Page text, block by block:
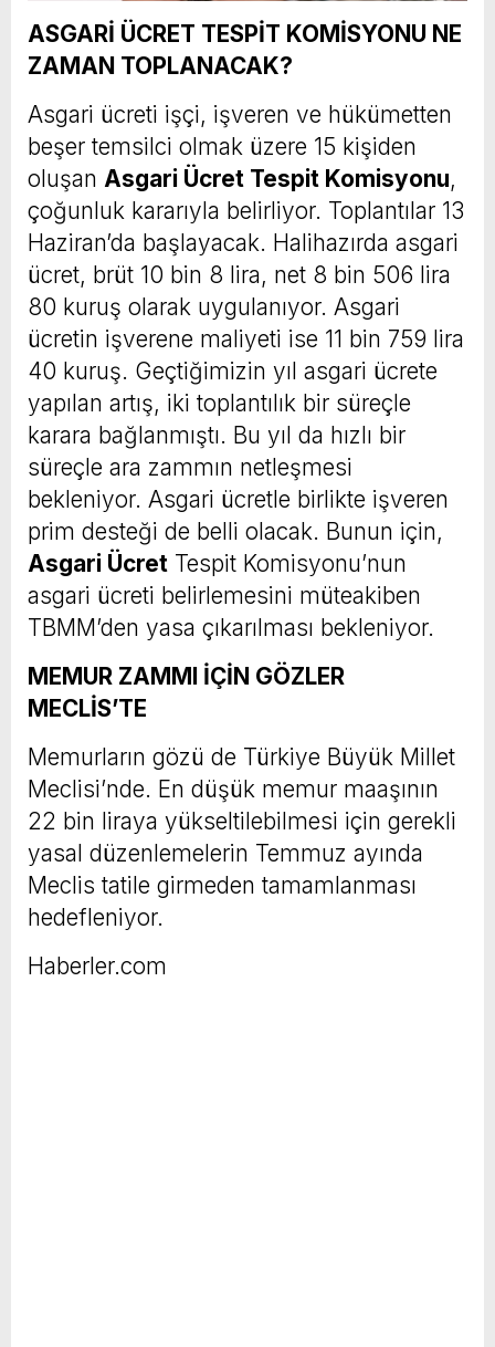
ASGARİ ÜCRET TESPİT KOMİSYONU NE
ZAMAN TOPLANACAK?
Asgari ücreti işçi, işveren ve hükümetten
beşer temsilci olmak üzere 15 kişiden
oluşan Asgari Ücret Tespit Komisyonu,
çoğunluk kararıyla belirliyor. Toplantılar 13
Haziran’da başlayacak. Halihazırda asgari
ücret, brüt 10 bin 8 lira, net 8 bin 506 lira
80 kuruş olarak uygulanıyor. Asgari
ücretin işverene maliyeti ise 11 bin 759 lira
40 kuruş. Geçtiğimizin yıl asgari ücrete
yapılan artış, iki toplantılık bir süreçle
karara bağlanmıştı. Bu yıl da hızlı bir
süreçle ara zammın netleşmesi
bekleniyor. Asgari ücretle birlikte işveren
prim desteği de belli olacak. Bunun için,
Asgari Ücret Tespit Komisyonu’nun
asgari ücreti belirlemesini müteakiben
TBMM’den yasa çıkarılması bekleniyor.
MEMUR ZAMMI İÇİN GÖZLER
MECLİS’TE
Memurların gözü de Türkiye Büyük Millet
Meclisi’nde. En düşük memur maaşının
22 bin liraya yükseltilebilmesi için gerekli
yasal düzenlemelerin Temmuz ayında
Meclis tatile girmeden tamamlanması
hedefleniyor.
Haberler.com